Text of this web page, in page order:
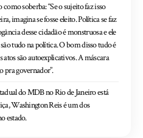
soberba: “Se o sujeito faz isso
imagina se fosse eleito. Política se faz
desse cidadão é monstruosa e ele
tudo na política. O bom disso tudo é
atos são autoexplicativos. A máscara
pra governador”.
do MDB no Rio de Janeiro está
Washington Reis é um dos
estado.